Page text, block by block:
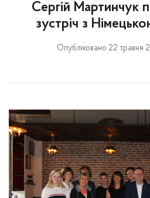
Сергій Мартинчук
зустріч з
Опубліковано 22 травня